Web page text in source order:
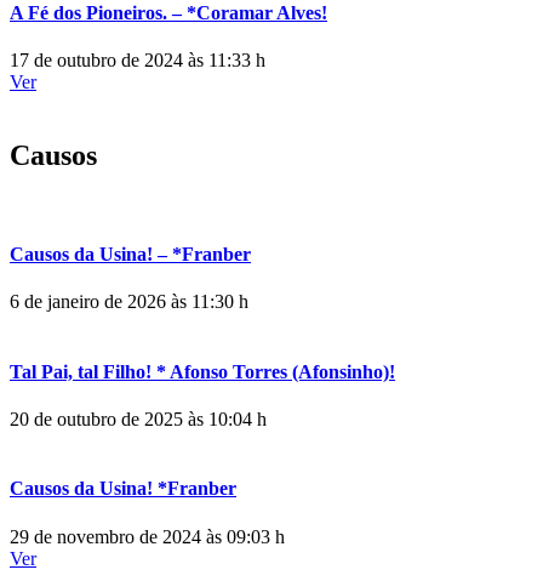
A Fé dos Pioneiros. – *Coramar Alves!
17 de outubro de 2024 às 11:33 h
Ver
Causos
Causos da Usina! – *Franber
6 de janeiro de 2026 às 11:30 h
Tal Pai, tal Filho! * Afonso Torres (Afonsinho)!
20 de outubro de 2025 às 10:04 h
Causos da Usina! *Franber
29 de novembro de 2024 às 09:03 h
Ver